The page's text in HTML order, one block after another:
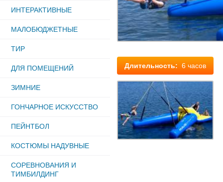
ИНТЕРАКТИВНЫЕ
МАЛОБЮДЖЕТНЫЕ
ТИР
ДЛЯ ПОМЕЩЕНИЙ
ЗИМНИЕ
ГОНЧАРНОЕ ИСКУССТВО
ПЕЙНТБОЛ
КОСТЮМЫ НАДУВНЫЕ
СОРЕВНОВАНИЯ И
ТИМБИЛДИНГ
Длительность: 6 часов